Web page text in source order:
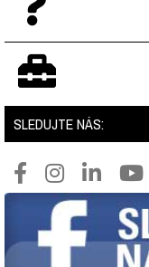
SLEDUJTE NÁS: